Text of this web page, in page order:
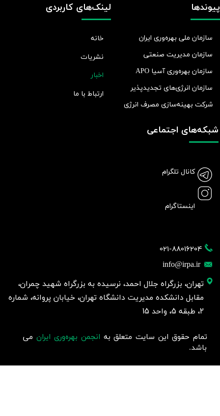
021-88016204
info@irpa.ir
تهران، بزرگراه جلال احمد، نرسیده به بزرگراه شهید چمران،
مقابل دانشکده مدیریت دانشگاه تهران، خیابان پروانه، شماره
2، طبقه 5، واحد 15
لینک‌های کاربردی
خانه
نشریات
اخبار
ارتباط با ما
پیوندها
سازمان ملی بهره‌وری ایران
سازمان مدیریت صنعتی
سازمان بهره‌وری آسیا APO
سازمان انرژی‌های تجدیدپذیر
شرکت بهينه‌سازی مصرف انرژی
شبکه‌های اجتماعی
کانال تلگرام
اینستاگرام
تمام حقوق این سایت متعلق به انجمن بهره‌وری ایران می
باشد.